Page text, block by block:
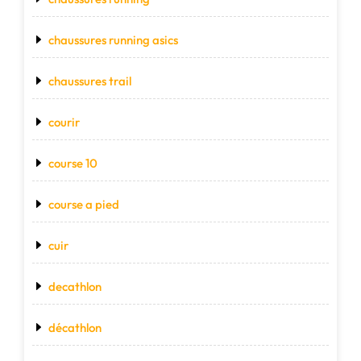
chaussures running asics
chaussures trail
courir
course 10
course a pied
cuir
decathlon
décathlon